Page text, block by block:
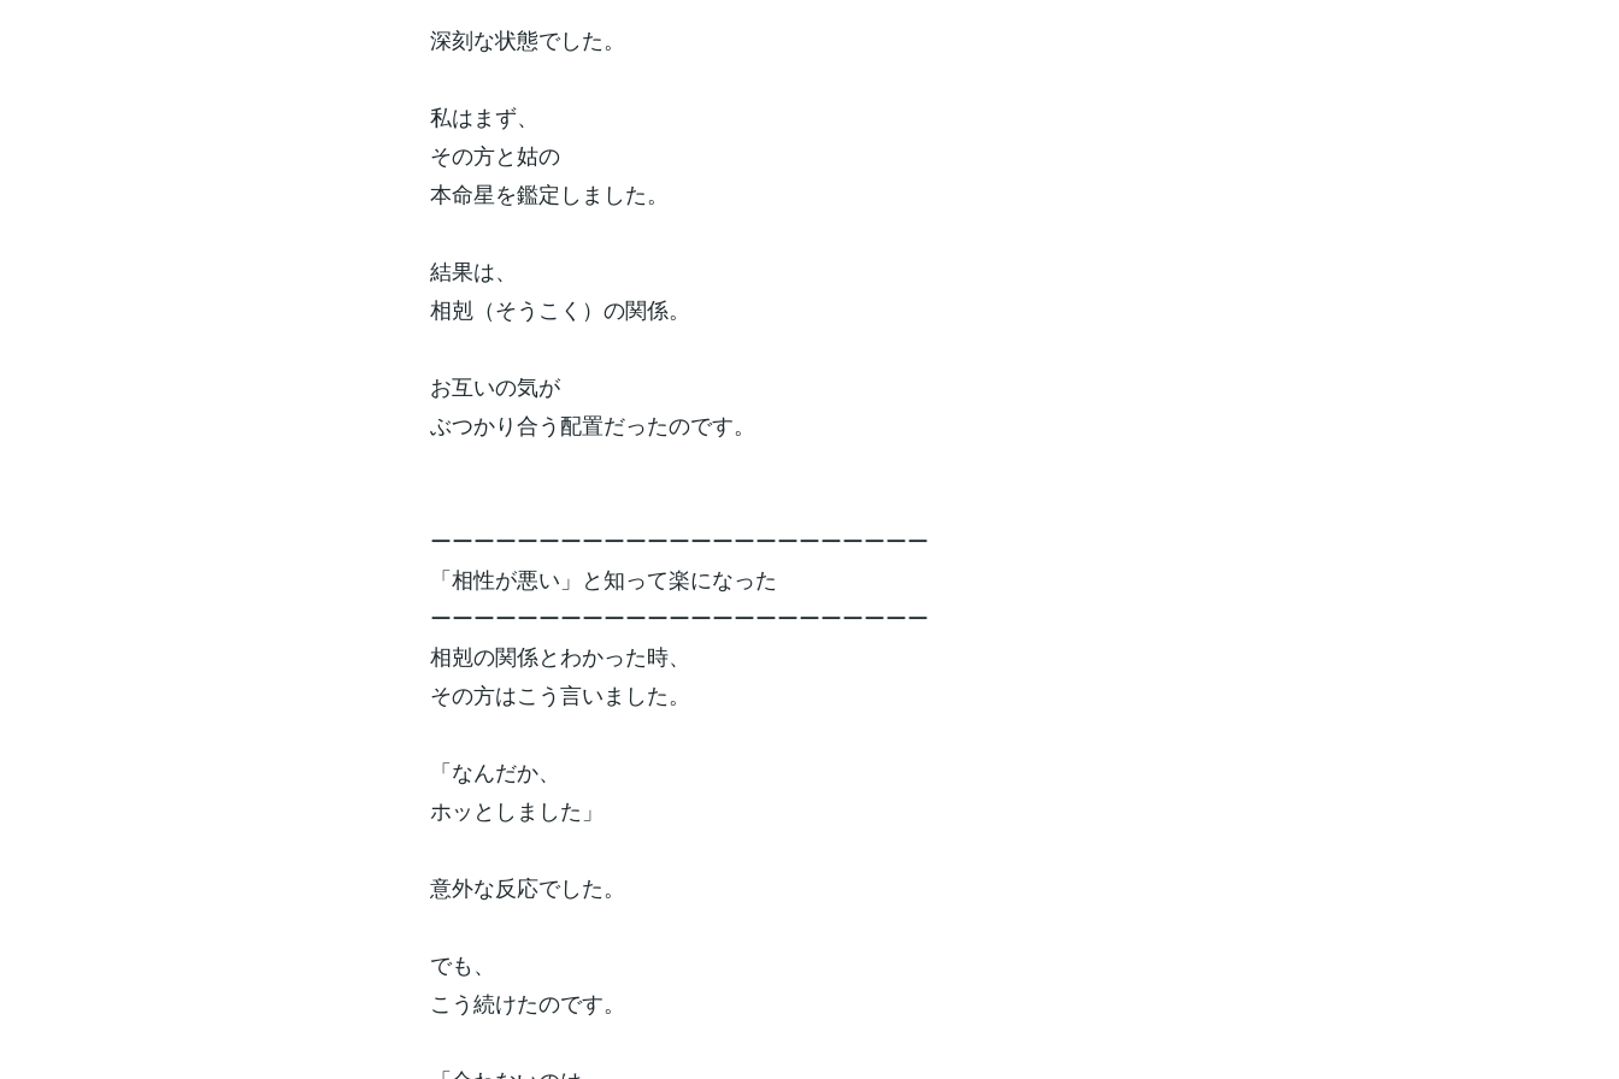
深刻な状態でした。
私はまず、
その方と姑の
本命星を鑑定しました。
結果は、
相剋（そうこく）の関係。
お互いの気が
ぶつかり合う配置だったのです。
ーーーーーーーーーーーーーーーーーーーーーーー
「相性が悪い」と知って楽になった
ーーーーーーーーーーーーーーーーーーーーーーー
相剋の関係とわかった時、
その方はこう言いました。
「なんだか、
ホッとしました」
意外な反応でした。
でも、
こう続けたのです。